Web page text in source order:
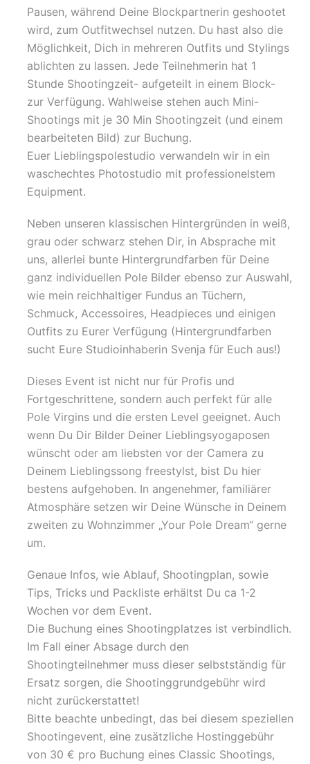
Pausen, während Deine Blockpartnerin geshootet
wird, zum Outfitwechsel nutzen. Du hast also die
Möglichkeit, Dich in mehreren Outfits und Stylings
ablichten zu lassen. Jede Teilnehmerin hat 1
Stunde Shootingzeit- aufgeteilt in einem Block-
zur Verfügung. Wahlweise stehen auch Mini-
Shootings mit je 30 Min Shootingzeit (und einem
bearbeiteten Bild) zur Buchung.
Euer Lieblingspolestudio verwandeln wir in ein
waschechtes Photostudio mit professionelstem
Equipment.
Neben unseren klassischen Hintergründen in weiß,
grau oder schwarz stehen Dir, in Absprache mit
uns, allerlei bunte Hintergrundfarben für Deine
ganz individuellen Pole Bilder ebenso zur Auswahl,
wie mein reichhaltiger Fundus an Tüchern,
Schmuck, Accessoires, Headpieces und einigen
Outfits zu Eurer Verfügung (Hintergrundfarben
sucht Eure Studioinhaberin Svenja für Euch aus!)
Dieses Event ist nicht nur für Profis und
Fortgeschrittene, sondern auch perfekt für alle
Pole Virgins und die ersten Level geeignet. Auch
wenn Du Dir Bilder Deiner Lieblingsyogaposen
wünscht oder am liebsten vor der Camera zu
Deinem Lieblingssong freestylst, bist Du hier
bestens aufgehoben. In angenehmer, familiärer
Atmosphäre setzen wir Deine Wünsche in Deinem
zweiten zu Wohnzimmer „Your Pole Dream“ gerne
um.
Genaue Infos, wie Ablauf, Shootingplan, sowie
Tips, Tricks und Packliste erhältst Du ca 1-2
Wochen vor dem Event.
Die Buchung eines Shootingplatzes ist verbindlich.
Im Fall einer Absage durch den
Shootingteilnehmer muss dieser selbstständig für
Ersatz sorgen, die Shootinggrundgebühr wird
nicht zurückerstattet!
Bitte beachte unbedingt, das bei diesem speziellen
Shootingevent, eine zusätzliche Hostinggebühr
von 30 € pro Buchung eines Classic Shootings,